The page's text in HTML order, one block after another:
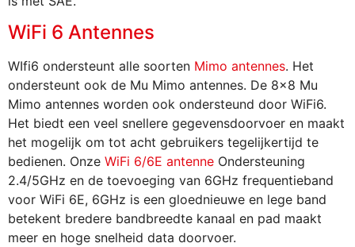
WiFi 6 Antennes
WIfi6 ondersteunt alle soorten Mimo antennes. Het
ondersteunt ook de Mu Mimo antennes. De 8×8 Mu
Mimo antennes worden ook ondersteund door WiFi6.
Het biedt een veel snellere gegevensdoorvoer en maakt
het mogelijk om tot acht gebruikers tegelijkertijd te
bedienen. Onze WiFi 6/6E antenne Ondersteuning
2.4/5GHz en de toevoeging van 6GHz frequentieband
voor WiFi 6E, 6GHz is een gloednieuwe en lege band
betekent bredere bandbreedte kanaal en pad maakt
meer en hoge snelheid data doorvoer.